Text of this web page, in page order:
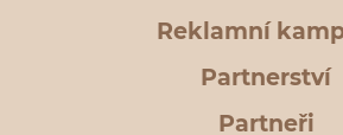
Reklamní
Partnerství
Partneři